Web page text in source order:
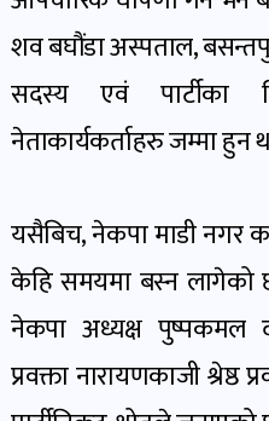
पोष्ट
शिक्षा
बिपद-
जोखिम
शव बघौंडा अस्पताल,
सदस्य एवं पार्टीका
नेताकार्यकर्ताहरु जम्मा हुन
यसैबिच, नेकपा माडी नगर
केहि समयमा बस्न लागेको
नेकपा अध्यक्ष पुष्पकमल
प्रवक्ता नारायणकाजी